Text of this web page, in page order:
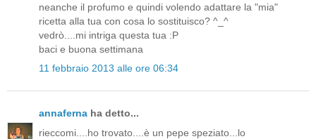
neanche il profumo e quindi volendo adattare la "mia"
ricetta alla tua con cosa lo sostituisco? ^_^
vedrò....mi intriga questa tua :P
baci e buona settimana
11 febbraio 2013 alle ore 06:34
annaferna ha detto...
rieccomi....ho trovato....è un pepe speziato...lo